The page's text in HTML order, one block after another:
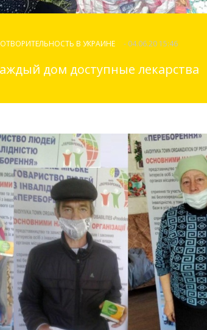
В УКРАИНЕ - 04.06.20 15:46
дом доступные лекарства